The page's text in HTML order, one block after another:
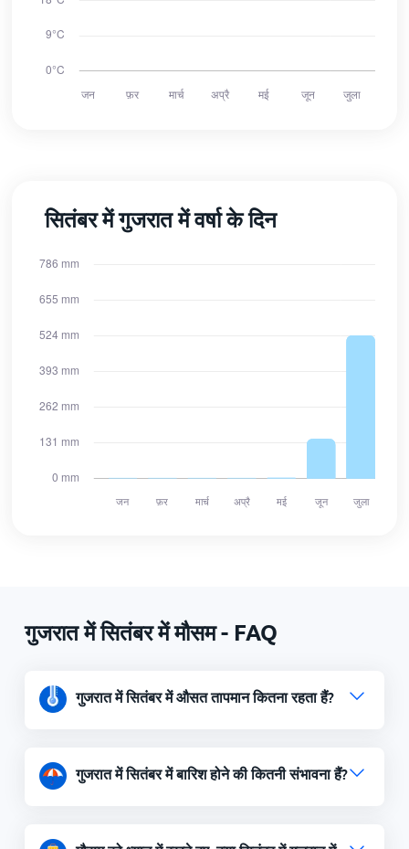
सितंबर में गुजरात में वर्षा के दिन
गुजरात में सितंबर में मौसम - FAQ
गुजरात में सितंबर में औसत तापमान कितना रहता हैं?
गुजरात में सितंबर में बारिश होने की कितनी संभावना हैं?